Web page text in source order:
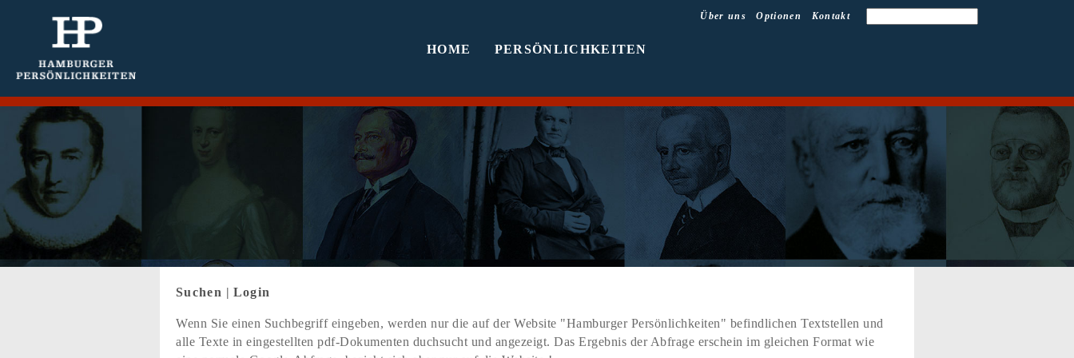
HOME PERSÖNLICHKEITEN
Über uns Optionen Kontakt
Suchen | Login
Wenn Sie einen Suchbegriff eingeben, werden nur die auf der Website "Hamburger Persönlichkeiten" befindlichen Textstellen und
alle Texte in eingestellten pdf-Dokumenten duchsucht und angezeigt. Das Ergebnis der Abfrage erschein im gleichen Format wie